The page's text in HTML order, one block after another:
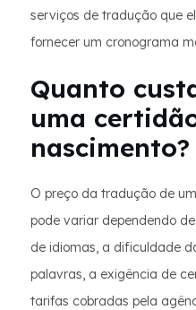
serviços de tradução que
fornecer um cronograma
Quanto
uma
nascimento?
O preço da tradução de
pode variar dependendo
de idiomas, a dificuldade
palavras, a exigência de
tarifas cobradas pela